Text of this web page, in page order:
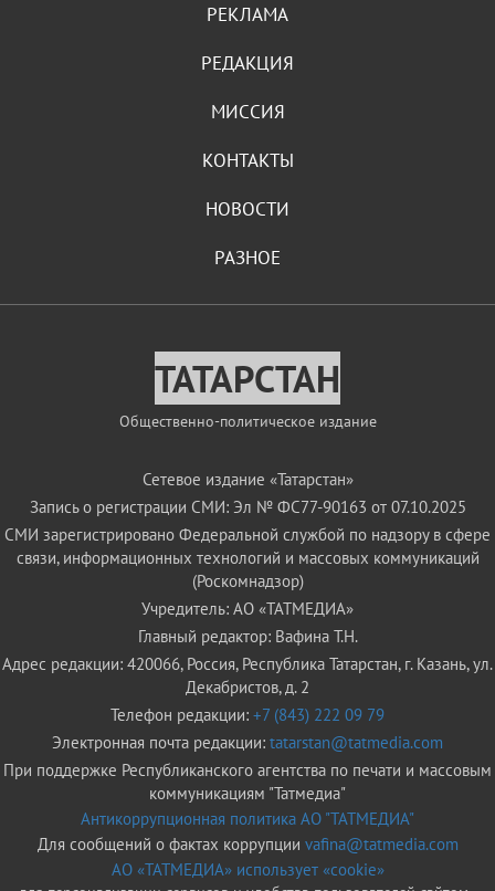
РЕКЛАМА
РЕДАКЦИЯ
МИССИЯ
КОНТАКТЫ
НОВОСТИ
РАЗНОЕ
ТАТАРСТАН
Общественно-политическое издание
Сетевое издание «Татарстан»
Запись о регистрации СМИ: Эл № ФС77-90163 от 07.10.2025
СМИ зарегистрировано Федеральной службой по надзору в сфере
связи, информационных технологий и массовых коммуникаций
(Роскомнадзор)
Учредитель: АО «ТАТМЕДИА»
Главный редактор: Вафина Т.Н.
Адрес редакции: 420066, Россия, Республика Татарстан, г. Казань, ул.
Декабристов, д. 2
Телефон редакции: +7 (843) 222 09 79
Электронная почта редакции: tatarstan@tatmedia.com
При поддержке Республиканского агентства по печати и массовым
коммуникациям "Татмедиа"
Антикоррупционная политика АО "ТАТМЕДИА"
Для сообщений о фактах коррупции vafina@tatmedia.com
АО «ТАТМЕДИА» использует «cookie»